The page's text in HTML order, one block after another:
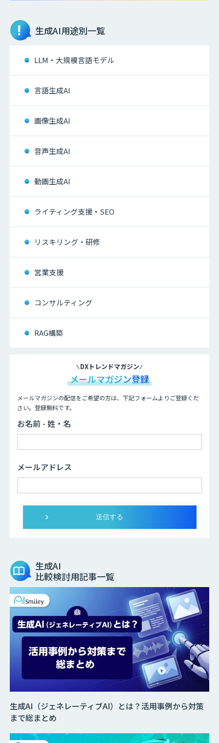
生成AI用途別一覧
LLM・大規模言語モデル
言語生成AI
画像生成AI
音声生成AI
動画生成AI
ライティング支援・SEO
リスキリング・研修
営業支援
コンサルティング
RAG構築
DXトレンドマガジン
メールマガジン登録
メールマガジンの配信をご希望の方は、下記フォームよりご登録くだ
さい。登録無料です。
お名前 - 姓・名
メールアドレス
生成AI
比較検討用記事一覧
生成AI（ジェネレーティブAI）とは？活用事例から対策
まで総まとめ